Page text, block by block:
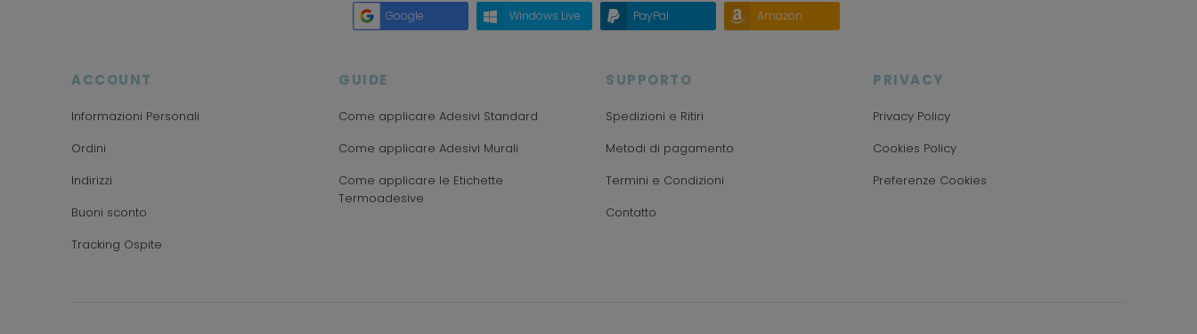
Google Windows Live PayPal Amazon
ACCOUNT
Informazioni Personali
Ordini
Indirizzi
Buoni sconto
Tracking Ospite
GUIDE
Come applicare Adesivi Standard
Come applicare Adesivi Murali
Come applicare le Etichette
Termoadesive
SUPPORTO
Spedizioni e Ritiri
Metodi di pagamento
Termini e Condizioni
Contatto
PRIVACY
Privacy Policy
Cookies Policy
Preferenze Cookies